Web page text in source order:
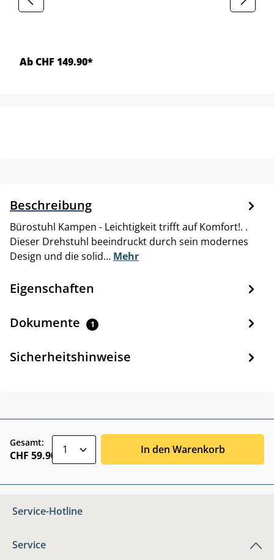
Ab CHF 149.90*
Beschreibung
Bürostuhl Kampen - Leichtigkeit trifft auf Komfort!. .
Dieser Drehstuhl beeindruckt durch sein modernes
Design und die solid… Mehr
Eigenschaften
Dokumente 1
Sicherheitshinweise
Gesamt:
CHF 59.90 In den Warenkorb
Service-Hotline
Service